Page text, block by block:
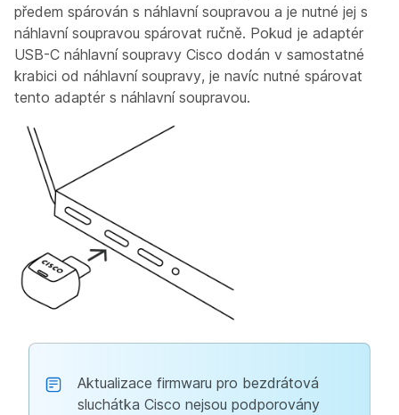
předem spárován s náhlavní soupravou a je nutné jej s
náhlavní soupravou spárovat ručně. Pokud je adaptér
USB-C náhlavní soupravy Cisco dodán v samostatné
krabici od náhlavní soupravy, je navíc nutné spárovat
tento adaptér s náhlavní soupravou.
Aktualizace firmwaru pro bezdrátová
sluchátka Cisco nejsou podporovány